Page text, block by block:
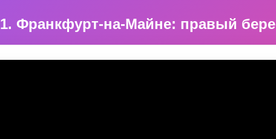
1. Франкфурт-на-Майне: правый